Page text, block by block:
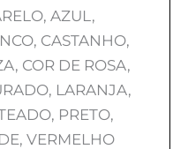
AZUL,
CASTANHO,
COR DE ROSA,
LARANJA,
PRETO,
VERMELHO